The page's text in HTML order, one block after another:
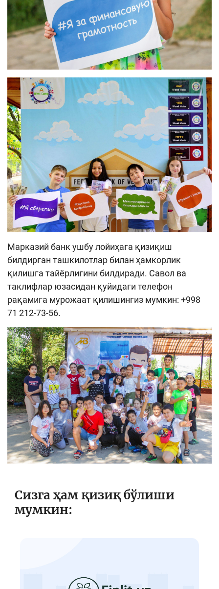
Марказий банк ушбу лойиҳага қизиқиш
билдирган ташкилотлар билан ҳамкорлик
қилишга тайёрлигини билдиради. Савол ва
таклифлар юзасидан қуйидаги телефон
рақамига мурожаат қилишингиз мумкин: +998
71 212-73-56.
Сизга ҳам қизиқ бўлиши
мумкин: